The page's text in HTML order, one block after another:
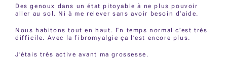
Des genoux dans un état pitoyable à ne plus pouvoir
aller au sol. Ni à me relever sans avoir besoin d’aide.
Nous habitons tout en haut. En temps normal c’est très
difficile. Avec la fibromyalgie ça l’est encore plus.
J’étais très active avant ma grossesse.